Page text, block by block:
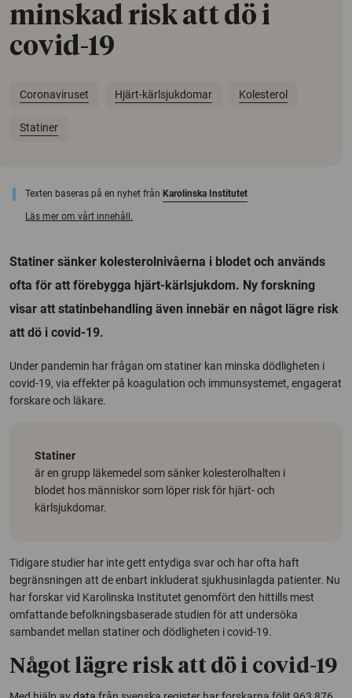
minskad risk att dö i
covid-19
Coronaviruset Hjärt-kärlsjukdomar Kolesterol
Statiner
Texten baseras på en nyhet från Karolinska Institutet
Läs mer om vårt innehåll.
Statiner sänker kolesterolnivåerna i blodet och används
ofta för att förebygga hjärt-kärlsjukdom. Ny forskning
visar att statinbehandling även innebär en något lägre risk
att dö i covid-19.
Under pandemin har frågan om statiner kan minska dödligheten i
covid-19, via effekter på koagulation och immunsystemet, engagerat
forskare och läkare.
Statiner
är en grupp läkemedel som sänker kolesterolhalten i
blodet hos människor som löper risk för hjärt- och
kärlsjukdomar.
Tidigare studier har inte gett entydiga svar och har ofta haft
begränsningen att de enbart inkluderat sjukhusinlagda patienter. Nu
har forskar vid Karolinska Institutet genomfört den hittills mest
omfattande befolkningsbaserade studien för att undersöka
sambandet mellan statiner och dödligheten i covid-19.
Något lägre risk att dö i covid-19